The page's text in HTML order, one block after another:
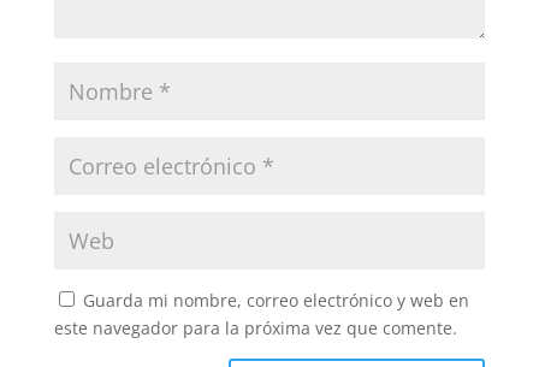
Guarda mi nombre, correo electrónico y web en
este navegador para la próxima vez que comente.